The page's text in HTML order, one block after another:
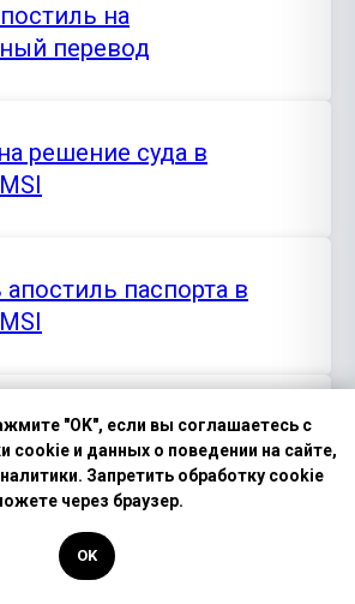
"OK", если вы соглашаетесь с
cookie и данных о поведении на сайте,
Запретить обработку cookie
через браузер.
OK
на
перевод
решение суда в
паспорта в
на
о браке
апостиль на